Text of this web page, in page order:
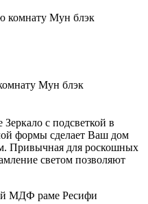
Мун блэк
с подсветкой в
формы сделает Ваш дом
Привычная для роскошных
светом позволяют